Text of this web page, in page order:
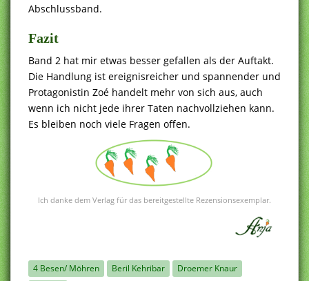
Abschlussband.
Fazit
Band 2 hat mir etwas besser gefallen als der Auftakt.
Die Handlung ist ereignisreicher und spannender und
Protagonistin Zoé handelt mehr von sich aus, auch
wenn ich nicht jede ihrer Taten nachvollziehen kann.
Es bleiben noch viele Fragen offen.
Ich danke dem Verlag für das bereitgestellte Rezensionsexemplar.
4 Besen/ Möhren Beril Kehribar
Droemer Knaur